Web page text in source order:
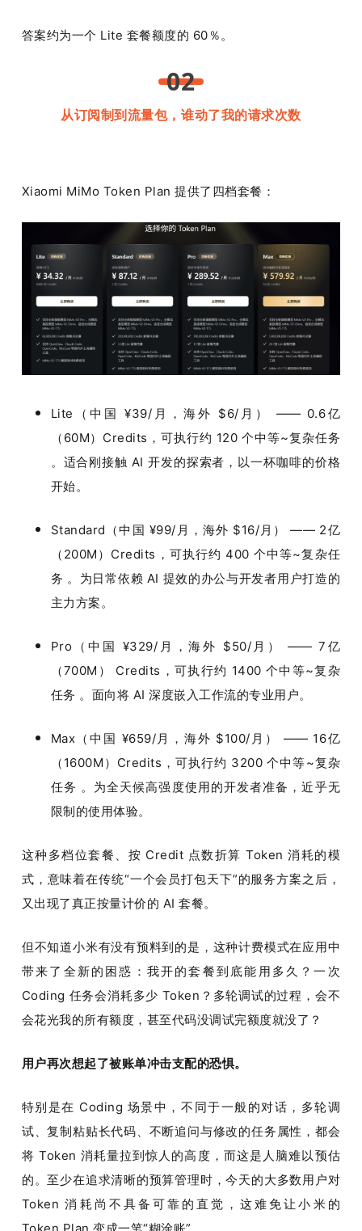
答案约为一个 Lite 套餐额度的 60％。
02
从订阅制到流量包，谁动了我的请求次数
Xiaomi MiMo Token Plan 提供了四档套餐：
Lite（中国 ¥39/月，海外 $6/月） —— 0.6亿
（60M）Credits，可执行约 120 个中等~复杂任务
。适合刚接触 AI 开发的探索者，以一杯咖啡的价格
开始。
Standard（中国 ¥99/月，海外 $16/月） —— 2亿
（200M）Credits，可执行约 400 个中等~复杂任
务 。为日常依赖 AI 提效的办公与开发者用户打造的
主力方案。
Pro（中国 ¥329/月，海外 $50/月） —— 7亿
（700M） Credits，可执行约 1400 个中等~复杂
任务 。面向将 AI 深度嵌入工作流的专业用户。
Max（中国 ¥659/月，海外 $100/月） —— 16亿
（1600M）Credits，可执行约 3200 个中等~复杂
任务 。为全天候高强度使用的开发者准备，近乎无
限制的使用体验。
这种多档位套餐、按 Credit 点数折算 Token 消耗的模
式，意味着在传统“一个会员打包天下”的服务方案之后，
又出现了真正按量计价的 AI 套餐。
但不知道小米有没有预料到的是，这种计费模式在应用中
带来了全新的困惑：我开的套餐到底能用多久？一次
Coding 任务会消耗多少 Token？多轮调试的过程，会不
会花光我的所有额度，甚至代码没调试完额度就没了？
用户再次想起了被账单冲击支配的恐惧。
特别是在 Coding 场景中，不同于一般的对话，多轮调
试、复制粘贴长代码、不断追问与修改的任务属性，都会
将 Token 消耗量拉到惊人的高度，而这是人脑难以预估
的。至少在追求清晰的预算管理时，今天的大多数用户对
Token 消耗尚不具备可靠的直觉，这难免让小米的